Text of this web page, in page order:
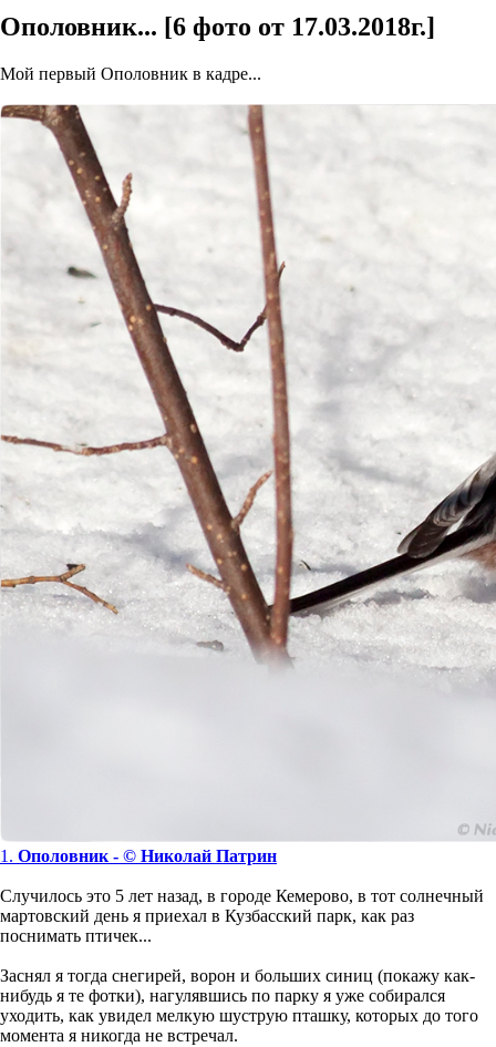
Ополовник... [6 фото от 17.03.2018г.]
Мой первый Ополовник в кадре...
1. Ополовник - © Николай Патрин
Случилось это 5 лет назад, в городе Кемерово, в тот солнечный
мартовский день я приехал в Кузбасский парк, как раз
поснимать птичек...
Заснял я тогда снегирей, ворон и больших синиц (покажу как-
нибудь я те фотки), нагулявшись по парку я уже собирался
уходить, как увидел мелкую шуструю пташку, которых до того
момента я никогда не встречал.